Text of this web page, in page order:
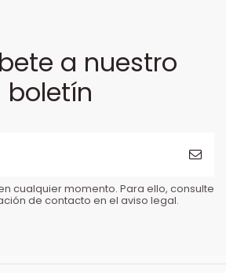
a nuestro
boletín
cualquier momento. Para ello, consulte
de contacto en el aviso legal.